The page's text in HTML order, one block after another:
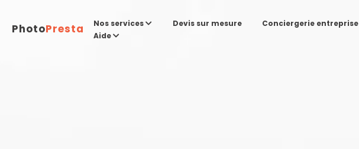
PhotoPresta Nos services Devis sur mesure Conciergerie entreprise
Aide